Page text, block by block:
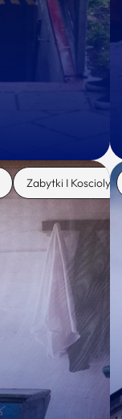
Zabytki I Koscioly